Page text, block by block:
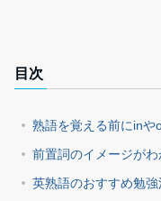
目次
熟語を覚える前にinや
前置詞のイメージが
英熟語のおすすめ勉強